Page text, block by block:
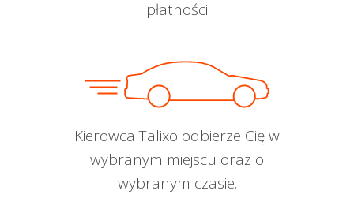
płatności
Kierowca Talixo odbierze Cię w
wybranym miejscu oraz o
wybranym czasie.